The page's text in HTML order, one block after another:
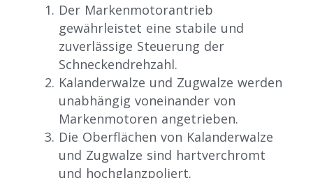
Der Markenmotorantrieb
gewährleistet eine stabile und
zuverlässige Steuerung der
Schneckendrehzahl.
Kalanderwalze und Zugwalze werden
unabhängig voneinander von
Markenmotoren angetrieben.
Die Oberflächen von Kalanderwalze
und Zugwalze sind hartverchromt
und hochglanzpoliert.